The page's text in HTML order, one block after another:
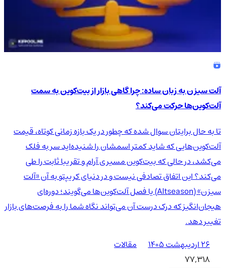
آلت سیزن به زبان ساده: چرا گاهی بازار از بیت‌کوین به سمت
آلت‌کوین‌ها حرکت می‌کند؟
تا به حال برایتان سوال شده که چطور در یک بازه زمانی کوتاه، قیمت
آلت‌کوین‌هایی که شاید کمتر اسمشان را شنیده‌اید سر به فلک
می‌کشد، در حالی که بیت‌کوین مسیری آرام و تقریبا ثابت را طی
می‌کند؟ این اتفاق تصادفی نیست و در دنیای کریپتو به آن «آلت
سیزن» (Altseason) یا فصل آلت‌کوین‌ها می‌گویند؛ دوره‌ای
هیجان‌انگیز که درک درست آن می‌تواند نگاه شما را به فرصت‌های بازار
تغییر دهد.
۲۶ اردیبهشت ۱۴۰۵
مقالات
77,318